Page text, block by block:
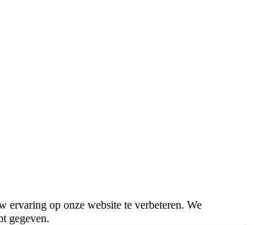
ervaring op onze website te verbeteren. We
gegeven.